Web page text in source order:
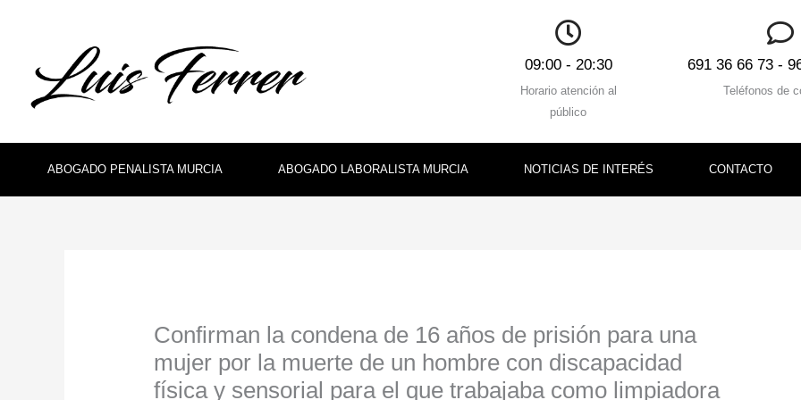
09:00 - 20:30
Horario atención al
público
691 36 66 73 -
Teléfonos de
ABOGADO PENALISTA MURCIA ABOGADO LABORALISTA MURCIA NOTICIAS DE INTERÉS CONTACTO
Confirman la condena de 16 años de prisión para una
mujer por la muerte de un hombre con discapacidad
física y sensorial para el que trabajaba como limpiadora